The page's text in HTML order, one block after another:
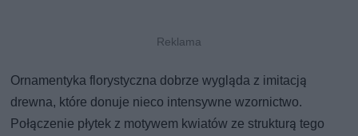
Ornamentyka florystyczna dobrze wygląda z imitacją
drewna, które donuje nieco intensywne wzornictwo.
Połączenie płytek z motywem kwiatów ze strukturą tego